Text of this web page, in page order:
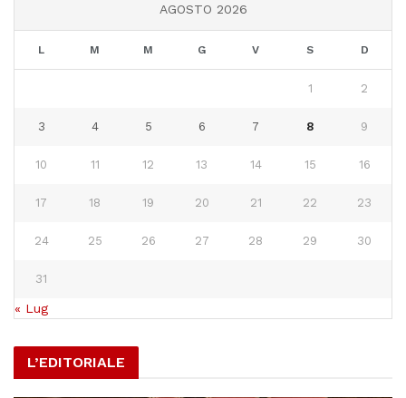
AGOSTO 2026
L M M G V S D
1 2
3 4 5 6 7 8 9
10 11 12 13 14 15 16
17 18 19 20 21 22 23
24 25 26 27 28 29 30
31
« Lug
L’EDITORIALE